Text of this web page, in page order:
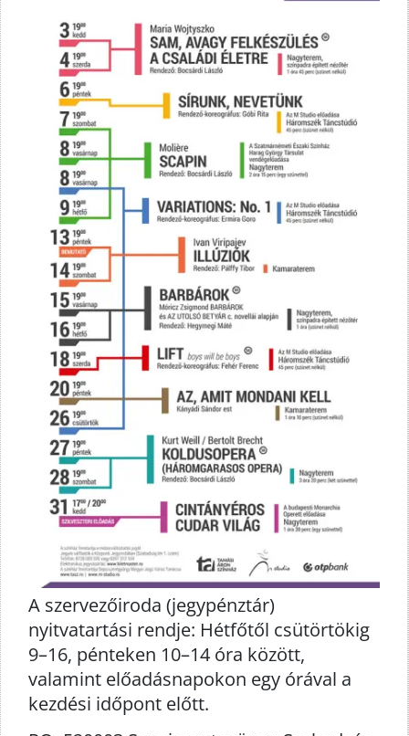
A szervezőiroda (jegypénztár)
nyitvatartási rendje: Hétfőtől csütörtökig
9–16, pénteken 10–14 óra között,
valamint előadásnapokon egy órával a
kezdési időpont előtt.